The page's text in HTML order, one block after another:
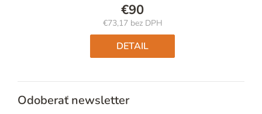
€90
€73,17 bez DPH
Jednotková
cena:
DETAIL
Odoberať newsletter